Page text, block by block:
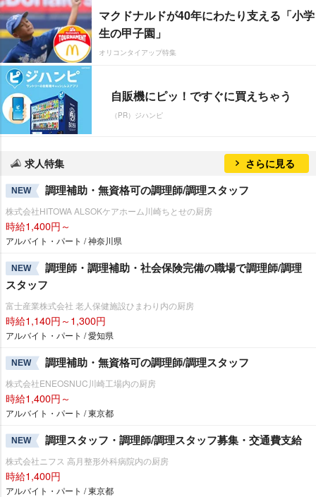
マクドナルドが40年にわたり支える「小学
生の甲子園」
オリコンタイアップ特集
自販機にピッ！ですぐに買えちゃう
（PR）ジハンピ
求人特集 さらに見る
NEW 調理補助・無資格可の調理師/調理スタッフ
株式会社HITOWA ALSOKケアホーム川崎ちとせの厨房
時給1,400円～
アルバイト・パート / 神奈川県
NEW
調理師・調理補助・社会保険完備の職場で調理師/調理
スタッフ
富士産業株式会社 老人保健施設ひまわり内の厨房
時給1,140円～1,300円
アルバイト・パート / 愛知県
NEW 調理補助・無資格可の調理師/調理スタッフ
株式会社ENEOSNUC川崎工場内の厨房
時給1,400円～
アルバイト・パート / 東京都
NEW 調理スタッフ・調理師/調理スタッフ募集・交通費支給
株式会社ニフス 高月整形外科病院内の厨房
時給1,400円
アルバイト・パート / 東京都